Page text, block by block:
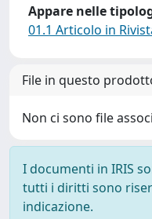
Appare nelle
01.1 Articolo in
File in questo
Non ci sono file
I documenti in IRIS
tutti i diritti sono
indicazione.